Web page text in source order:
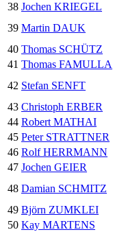
38 Jochen KRIEGEL
39 Martin DAUK
40 Thomas SCHÜTZ
41 Thomas FAMULLA
42 Stefan SENFT
43 Christoph ERBER
44 Robert MATHAI
45 Peter STRATTNER
46 Rolf HERRMANN
47 Jochen GEIER
48 Damian SCHMITZ
49 Björn ZUMKLEI
50 Kay MARTENS